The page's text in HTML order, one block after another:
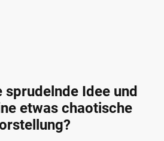
sprudelnde Idee und
etwas chaotische